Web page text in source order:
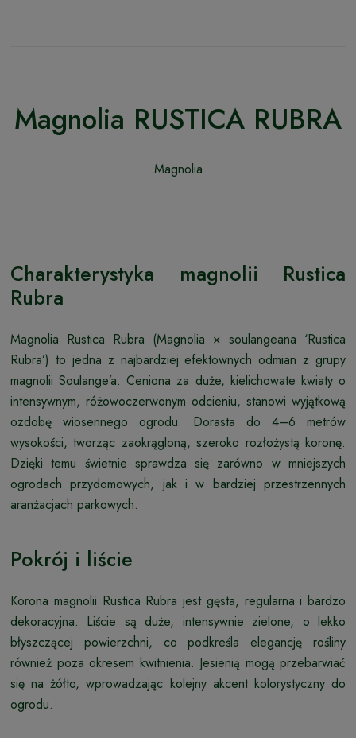
Magnolia RUSTICA RUBRA
Magnolia
Charakterystyka magnolii Rustica
Rubra
Magnolia Rustica Rubra (Magnolia × soulangeana ‘Rustica
Rubra’) to jedna z najbardziej efektownych odmian z grupy
magnolii Soulange’a. Ceniona za duże, kielichowate kwiaty o
intensywnym, różowoczerwonym odcieniu, stanowi wyjątkową
ozdobę wiosennego ogrodu. Dorasta do 4–6 metrów
wysokości, tworząc zaokrągloną, szeroko rozłożystą koronę.
Dzięki temu świetnie sprawdza się zarówno w mniejszych
ogrodach przydomowych, jak i w bardziej przestrzennych
aranżacjach parkowych.
Pokrój i liście
Korona magnolii Rustica Rubra jest gęsta, regularna i bardzo
dekoracyjna. Liście są duże, intensywnie zielone, o lekko
błyszczącej powierzchni, co podkreśla elegancję rośliny
również poza okresem kwitnienia. Jesienią mogą przebarwiać
się na żółto, wprowadzając kolejny akcent kolorystyczny do
ogrodu.